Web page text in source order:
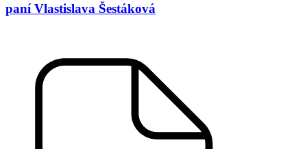
paní Vlastislava Šestáková